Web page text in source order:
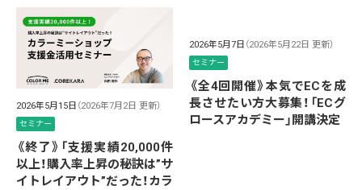
2026年5月15日 （2026年7月2日 更新）
セミナー
《終了》「支援実績20,000件
以上！購入率上昇の秘訣は”サ
イトレイアウト”だった！カラ
2026年5月7日 （2026年5月22日 更新）
セミナー
《全4回開催》本気でECを成
長させたい方大募集！「ECグ
ロースアカデミー」開講決定